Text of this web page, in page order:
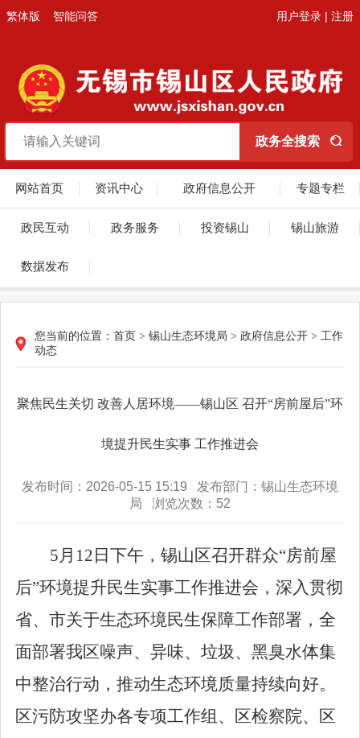
繁体版 智能问答 用户登录 | 注册
网站首页 资讯中心 政府信息公开 专题专栏
政民互动 政务服务 投资锡山 锡山旅游
数据发布
您当前的位置： 首页 > 锡山生态环境局 > 政府信息公开 > 工作
动态
聚焦民生关切 改善人居环境——锡山区 召开“房前屋后”环
境提升民生实事 工作推进会
发布时间：2026-05-15 15:19 发布部门：锡山生态环境
局 浏览次数： 52
5月 12 日下午，锡山区召开群众“房前屋
后”环境提升民生实事工作推进会，深入贯彻
省、市关于生态环境民生保障工作部署，全
面部署我区噪声、异味、垃圾、黑臭水体集
中整治行动，推动生态环境质量持续向好。
区污防攻坚办各专项工作组、区检察院、区